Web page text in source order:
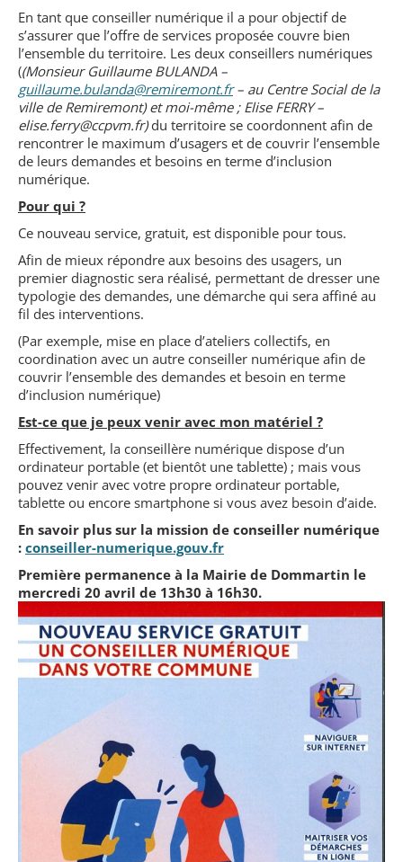
En tant que conseiller numérique il a pour objectif de
s’assurer que l’offre de services proposée couvre bien
l’ensemble du territoire. Les deux conseillers numériques
((Monsieur Guillaume BULANDA –
guillaume.bulanda@remiremont.fr– au Centre Social de la
ville de Remiremont) et moi-même ; Elise FERRY –
elise.ferry@ccpvm.fr)du territoire se coordonnent afin de
rencontrer le maximum d’usagers et de couvrir l’ensemble
de leurs demandes et besoins en terme d’inclusion
numérique.
Pour qui ?
Ce nouveau service, gratuit, est disponible pour tous.
Afin de mieux répondre aux besoins des usagers, un
premier diagnostic sera réalisé, permettant de dresser une
typologie des demandes, une démarche qui sera affiné au
fil des interventions.
(Par exemple, mise en place d’ateliers collectifs, en
coordination avec un autre conseiller numérique afin de
couvrir l’ensemble des demandes et besoin en terme
d’inclusion numérique)
Est-ce que je peux venir avec mon matériel ?
Effectivement, la conseillère numérique dispose d’un
ordinateur portable (et bientôt une tablette) ; mais vous
pouvez venir avec votre propre ordinateur portable,
tablette ou encore smartphone si vous avez besoin d’aide.
En savoir plus sur la mission de conseiller numérique
: conseiller-numerique.gouv.fr
Première permanence à la Mairie de Dommartin le
mercredi 20 avril de 13h30 à 16h30.